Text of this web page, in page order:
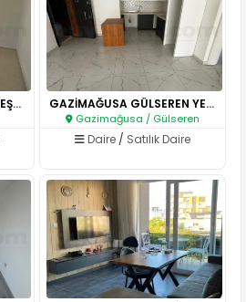
GAZİMAĞUSA TUZLA 3+1 EŞYASIZ S.. GAZİMAĞUSA GÜLSEREN YENİ 2+1 T..
Gazimağusa / Gülseren
Daire / Satılık Daire